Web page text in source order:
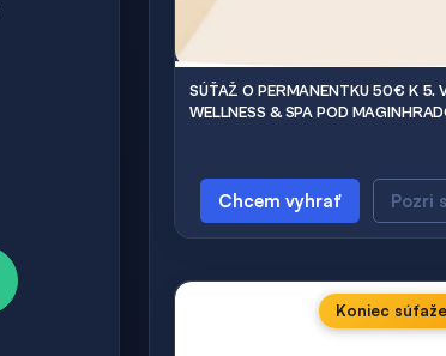
SÚŤAŽ O PERMANENTKU 50€ K 5.
WELLNESS & SPA POD
Chcem vyhrať Pozri
Koniec súťaže